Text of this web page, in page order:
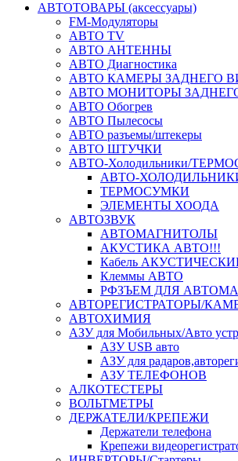
АВТОТОВАРЫ (аксессуары)
FM-Модуляторы
АВТО TV
АВТО АНТЕННЫ
АВТО Диагностика
АВТО КАМЕРЫ ЗАДНЕГО
АВТО МОНИТОРЫ
АВТО Обогрев
АВТО Пылесосы
АВТО разъемы/штекеры
АВТО ШТУЧКИ
АВТО-Холодильники/
АВТО-
ТЕРМОСУМКИ
ЭЛЕМЕНТЫ ХООДА
АВТОЗВУК
АВТОМАГНИТОЛЫ
АКУСТИКА АВТО!!!
Кабель
Клеммы АВТО
РФЗЪЕМ ДЛЯ
АВТОРЕГИСТРАТОРЫ/
АВТОХИМИЯ
АЗУ для Мобильных/Авто
АЗУ USB авто
АЗУ для
АЗУ ТЕЛЕФОНОВ
АЛКОТЕСТЕРЫ
ВОЛЬТМЕТРЫ
ДЕРЖАТЕЛИ/КРЕПЕЖИ
Держатели телефона
Крепежи